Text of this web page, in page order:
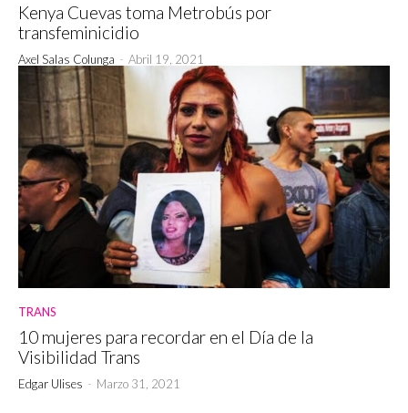
Kenya Cuevas toma Metrobús por
transfeminicidio
Axel Salas Colunga - Abril 19, 2021
TRANS
10 mujeres para recordar en el Día de la
Visibilidad Trans
Edgar Ulises - Marzo 31, 2021